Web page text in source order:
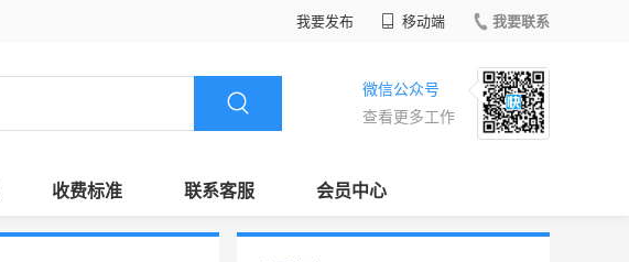
我要发布 移动端 我要联系
微信公众号
查看更多工作
收费标准 联系客服 会员中心